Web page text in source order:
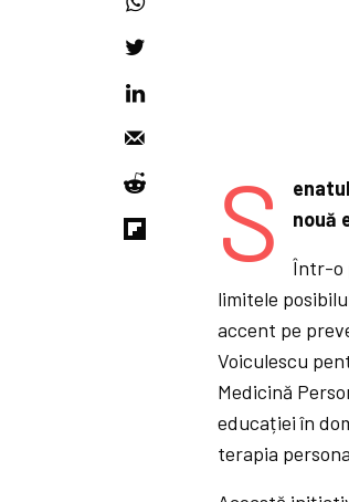
S
nouă
Într-o
limitele
accent pe
Voiculescu
Medicină
educației în
terapia